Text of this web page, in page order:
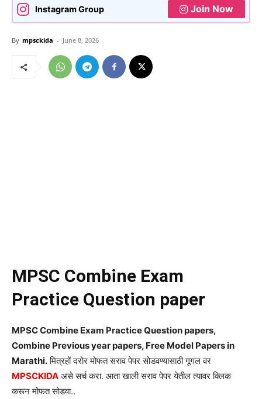
Instagram Group Join Now
By mpsckida - June 8, 2026
MPSC Combine Exam
Practice Question paper
MPSC Combine Exam Practice Question papers,
Combine Previous year papers, Free Model Papers in
Marathi.मित्रहों दरोर मोफत सराव पेपर सोडवण्यासाठी गूगल वर
MPSCKIDA असे सर्च करा. आता खाली सराव पेपर येतील त्यावर क्लिक
करून मोफत सोडवा..